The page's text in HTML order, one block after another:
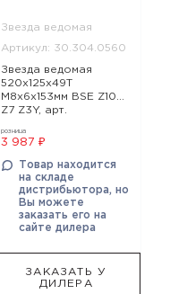
Звезда ведомая
Артикул: 30.304.0560
Звезда ведомая
520x125x49Т
М8х6х153мм BSE Z10
Z7 Z3Y, арт.
розница
3 987 ₽
Товар находится
на складе
дистрибьютора, но
Вы можете
заказать его на
сайте дилера
ЗАКАЗАТЬ У
ДИЛЕРА